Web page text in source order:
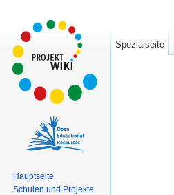
Spezialseite
Hauptseite
Schulen und Projekte